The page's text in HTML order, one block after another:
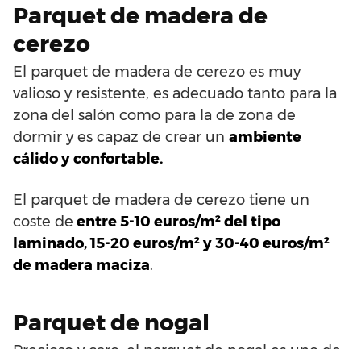
Parquet de madera de
cerezo
El parquet de madera de cerezo es muy
valioso y resistente, es adecuado tanto para la
zona del salón como para la de zona de
dormir y es capaz de crear un ambiente
cálido y confortable.
El parquet de madera de cerezo tiene un
coste de entre 5-10 euros/m² del tipo
laminado, 15-20 euros/m² y 30-40 euros/m²
de madera maciza.
Parquet de nogal